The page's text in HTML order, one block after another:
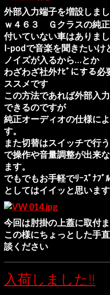
外部入力端子を増設しま
ｗ４６３ Ｇクラスの純
付いていない車はありま
I-podで音楽を聞きたいけ
ノイズが入るから…とか
わざわざ社外ﾅﾋﾞにする
ススメです
この方法であれば外部入
できるのですが
純正オーディオの仕様に
す。
また切替はスイッチで行
で操作や音量調整が出来
ます。
でもでもお手軽でﾘｰｽﾞﾅﾌ
としてはイイッと思いま
今回は肘掛の上蓋に取付
この様にちょっとした手
談ください
入荷しました!!